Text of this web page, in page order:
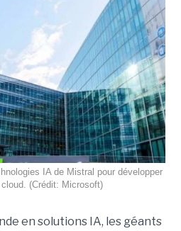
IA de Mistral pour développer
(Crédit: Microsoft)
en solutions IA, les géants